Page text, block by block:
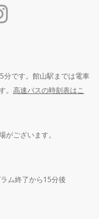
分です。館山駅までは電車
高速バスの時刻表はこ
ございます。
ム終了から15分後